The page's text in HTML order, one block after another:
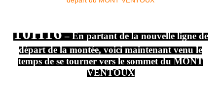
10H16– En partant de la nouvelle ligne de
départ de la montée, voici maintenant venu le
temps de se tourner vers le sommet du MONT
VENTOUX